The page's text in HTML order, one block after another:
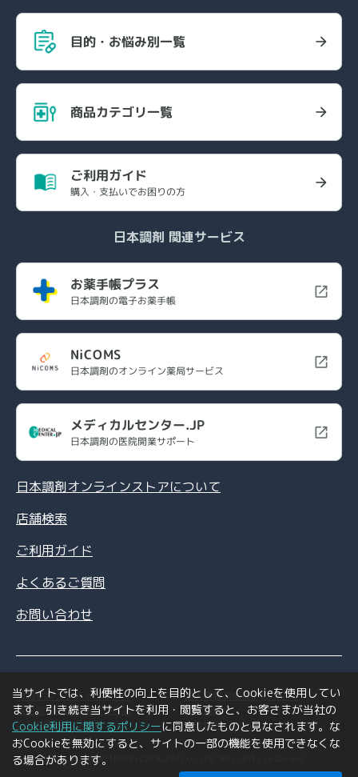
目的・お悩み別一覧
商品カテゴリ一覧
ご利用ガイド
購入・支払いでお困りの方
日本調剤 関連サービス
お薬手帳プラス
日本調剤の電子お薬手帳
NiCOMS
日本調剤のオンライン薬局サービス
メディカルセンター.JP
日本調剤の医院開業サポート
日本調剤オンラインストアについて
店舗検索
ご利用ガイド
よくあるご質問
お問い合わせ
情報セキュリティポリシー
個人情報の取扱いについて
特定商取引法に基づく表記
利用規約
ご利用環境について
会社情報
Copyright © NIHON CHOUZAI Co., Ltd. All rights reserved.
当サイトでは、利便性の向上を目的として、Cookieを使用してい
ます。引き続き当サイトを利用・閲覧すると、お客さまが当社の
Cookie利用に関するポリシーに同意したものと見なされます。な
おCookieを無効にすると、サイトの一部の機能を使用できなくな
る場合があります。